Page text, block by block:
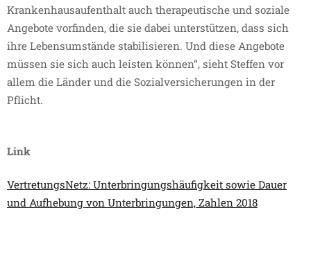
Krankenhausaufenthalt auch therapeutische und soziale
Angebote vorfinden, die sie dabei unterstützen, dass sich
ihre Lebensumstände stabilisieren. Und diese Angebote
müssen sie sich auch leisten können“, sieht Steffen vor
allem die Länder und die Sozialversicherungen in der
Pflicht.
Link
VertretungsNetz: Unterbringungshäufigkeit sowie Dauer
und Aufhebung von Unterbringungen, Zahlen 2018